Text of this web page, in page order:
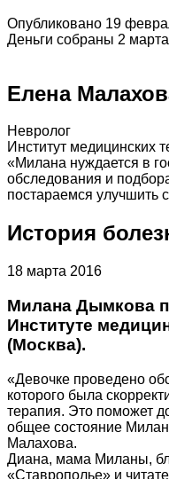
Опубликовано 19
Деньги собраны 2
Елена
Невролог
Институт медицинских
«Милана нуждается в
обследования и
постараемся улучшить
История
18 марта 2016
Милана Дымкова
Институте
(Москва).
«Девочке проведено
которого была
терапия. Это поможет
общее состояние
Малахова.
Диана, мама Миланы,
«Ставрополье» и